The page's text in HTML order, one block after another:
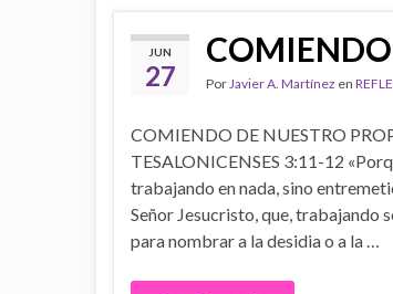
JUN
27
COMIENDO
PorJavier A. Martínez en
COMIENDO DE NUESTRO
TESALONICENSES 3:11-12
trabajando en nada, sino
Señor Jesucristo, que, trabajando
para nombrar a la desidia o a la …